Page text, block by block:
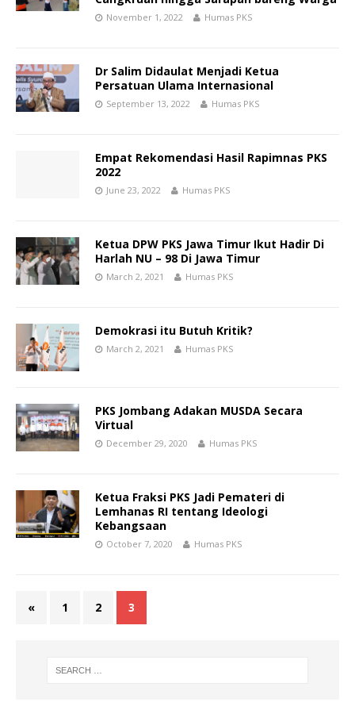
November 1, 2022 Humas PKS
Dr Salim Didaulat Menjadi Ketua
Persatuan Ulama Internasional
September 13, 2022 Humas PKS
Empat Rekomendasi Hasil Rapimnas PKS
2022
June 23, 2022 Humas PKS
Ketua DPW PKS Jawa Timur Ikut Hadir Di
Harlah NU – 98 Di Jawa Timur
March 2, 2021 Humas PKS
Demokrasi itu Butuh Kritik?
March 2, 2021 Humas PKS
PKS Jombang Adakan MUSDA Secara
Virtual
December 29, 2020 Humas PKS
Ketua Fraksi PKS Jadi Pemateri di
Lemhanas RI tentang Ideologi
Kebangsaan
October 7, 2020 Humas PKS
« 1 2 3